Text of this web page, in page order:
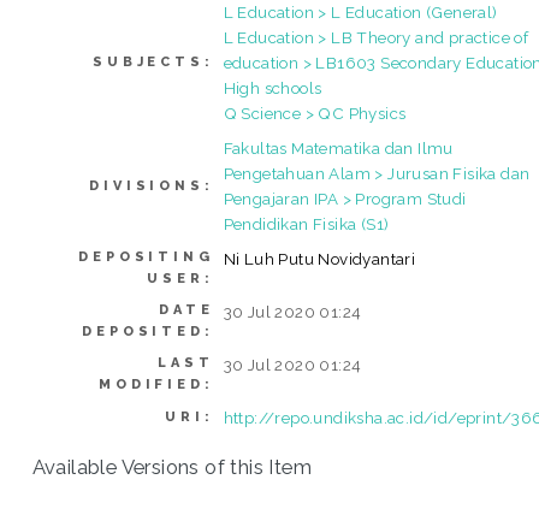
SUBJECTS:
L Education > L Education (General)
L Education > LB Theory and practice of
education > LB1603 Secondary
High schools
Q Science > QC Physics
DIVISIONS:
Fakultas Matematika dan Ilmu
Pengetahuan Alam > Jurusan Fisika dan
Pengajaran IPA > Program Studi
Pendidikan Fisika (S1)
DEPOSITING
USER:
Ni Luh Putu Novidyantari
DATE
DEPOSITED:
30 Jul 2020 01:24
LAST
MODIFIED:
30 Jul 2020 01:24
URI: http://repo.undiksha.ac.id/id/eprint/
Available Versions of this Item